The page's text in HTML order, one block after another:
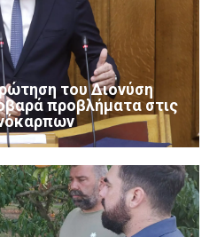
του Διονύση
προβλήματα στις